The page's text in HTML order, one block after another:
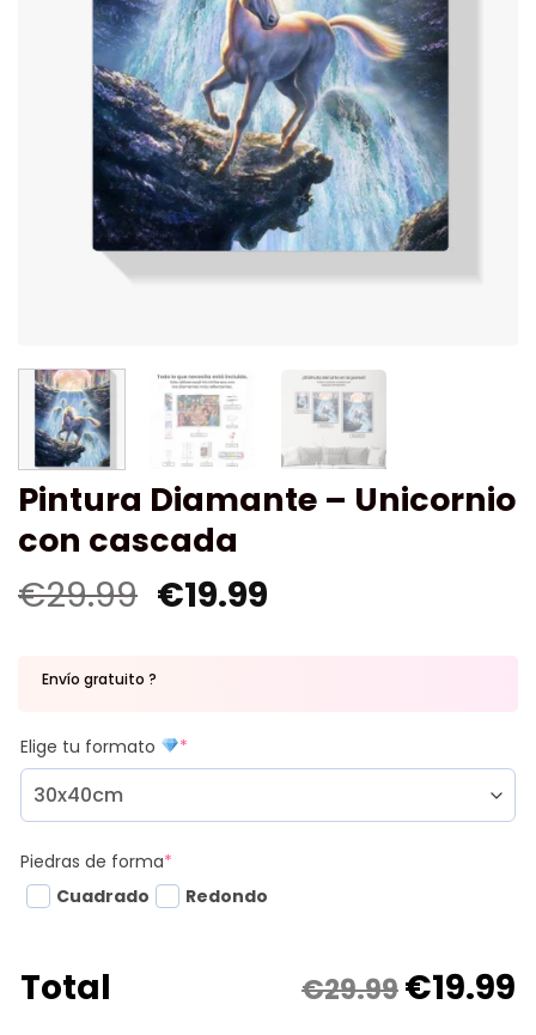
Pintura Diamante – Unicornio
con cascada
€29.99 €19.99
Envío gratuito ?
Elige tu formato *
Piedras de forma*
Cuadrado
Redondo
Total €29.99€19.99